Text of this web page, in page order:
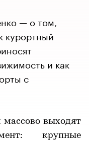
— о том,
курортный
и как
с
массово выходят
крупные